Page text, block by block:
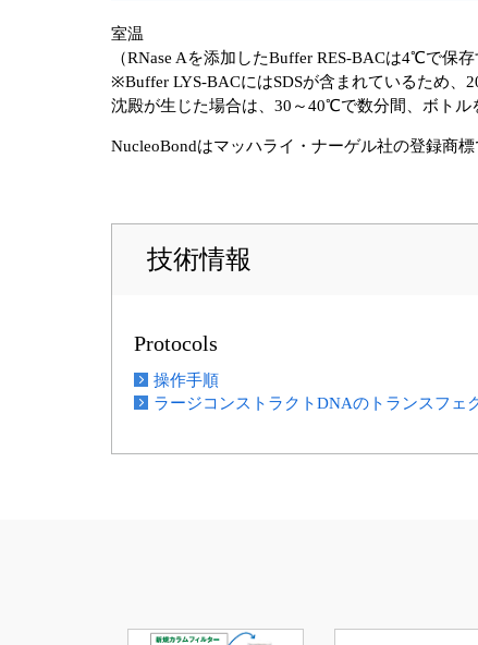
室温
（RNase Aを添加したBuffer RES-BACは4℃で保
※Buffer LYS-BACにはSDSが含まれているため、
沈殿が生じた場合は、30～40℃で数分間、ボトル
NucleoBondはマッハライ・ナーゲル社の登録商標
技術情報
Protocols
操作手順
ラージコンストラクトDNAのトランスフェ